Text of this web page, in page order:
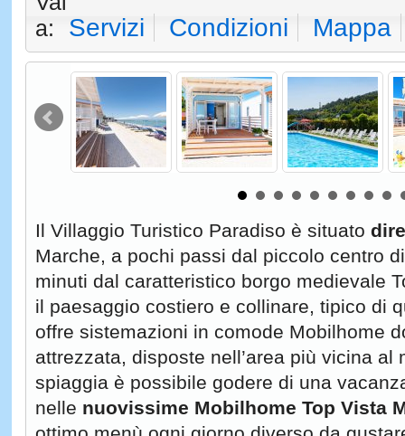
a:
Servizi Condizioni Mappa
Il Villaggio Turistico Paradiso è situato
Marche, a pochi passi dal piccolo centro
minuti dal caratteristico borgo medievale
il paesaggio costiero e collinare, tipico di
offre sistemazioni in comode Mobilhome
attrezzata, disposte nell’area più vicina al
spiaggia è possibile godere di una
nelle nuovissime Mobilhome Top Vista